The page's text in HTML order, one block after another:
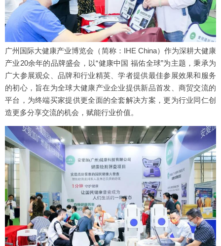
广州国际大健康产业博览会（简称：IHE China）作为深耕大健康
产业20余年的品牌盛会，以“健康中国 福佑全球”为主题，秉承为
广大参展观众、品牌和行业精英、学者提供最佳参展效果和服务
的初心，旨在为全球大健康产业企业提供新品首发、商贸交流的
平台，为终端买家提供更全面的全套解决方案，更为行业同仁创
造更多分享交流的机会，赋能行业价值。